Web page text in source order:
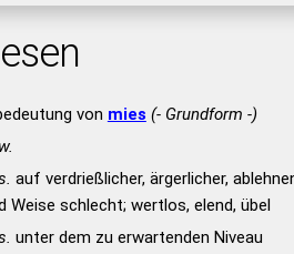
von mies (- Grundform -)
auf verdrießlicher, ärgerlicher,
Weise schlecht; wertlos, elend, übel
unter dem zu erwartenden Niveau